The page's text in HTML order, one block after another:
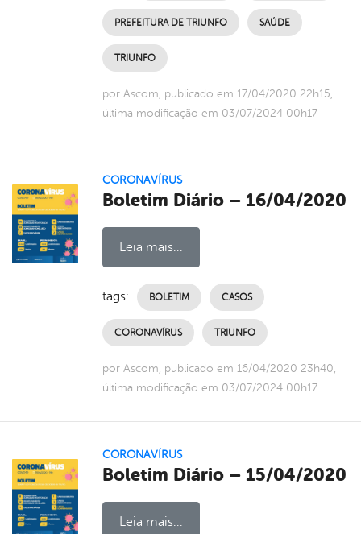
PREFEITURA DE TRIUNFO SAÚDE
TRIUNFO
por Ascom, publicado em 17/04/2020 22h15,
última modificação em 03/07/2024 00h17
CORONAVÍRUS
Boletim Diário – 16/04/2020
Leia mais...
tags: BOLETIM CASOS
CORONAVÍRUS TRIUNFO
por Ascom, publicado em 16/04/2020 23h40,
última modificação em 03/07/2024 00h17
CORONAVÍRUS
Boletim Diário – 15/04/2020
Leia mais...